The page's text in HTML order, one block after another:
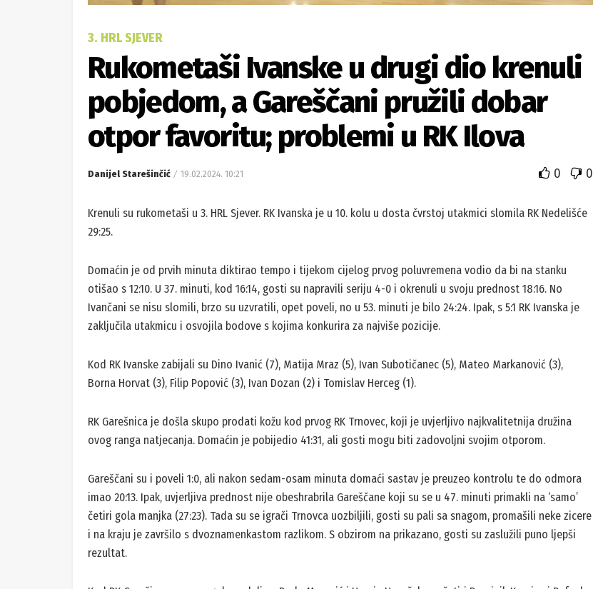
3. HRL SJEVER
Rukometaši Ivanske u drugi dio krenuli
pobjedom, a Gareščani pružili dobar
otpor favoritu; problemi u RK Ilova
Danijel Starešinčić 19.02.2024. 10:21 0 0
Krenuli su rukometaši u 3. HRL Sjever. RK Ivanska je u 10. kolu u dosta čvrstoj utakmici slomila RK Nedelišće
29:25.
Domaćin je od prvih minuta diktirao tempo i tijekom cijelog prvog poluvremena vodio da bi na stanku
otišao s 12:10. U 37. minuti, kod 16:14, gosti su napravili seriju 4-0 i okrenuli u svoju prednost 18:16. No
Ivančani se nisu slomili, brzo su uzvratili, opet poveli, no u 53. minuti je bilo 24:24. Ipak, s 5:1 RK Ivanska je
zaključila utakmicu i osvojila bodove s kojima konkurira za najviše pozicije.
Kod RK Ivanske zabijali su Dino Ivanić (7), Matija Mraz (5), Ivan Subotičanec (5), Mateo Markanović (3),
Borna Horvat (3), Filip Popović (3), Ivan Dozan (2) i Tomislav Herceg (1).
RK Garešnica je došla skupo prodati kožu kod prvog RK Trnovec, koji je uvjerljivo najkvalitetnija družina
ovog ranga natjecanja. Domaćin je pobijedio 41:31, ali gosti mogu biti zadovoljni svojim otporom.
Gareščani su i poveli 1:0, ali nakon sedam-osam minuta domaći sastav je preuzeo kontrolu te do odmora
imao 20:13. Ipak, uvjerljiva prednost nije obeshrabrila Gareščane koji su se u 47. minuti primakli na ‘samo’
četiri gola manjka (27:23). Tada su se igrači Trnovca uozbiljili, gosti su pali sa snagom, promašili neke zicere
i na kraju je završilo s dvoznamenkastom razlikom. S obzirom na prikazano, gosti su zaslužili puno ljepši
rezultat.